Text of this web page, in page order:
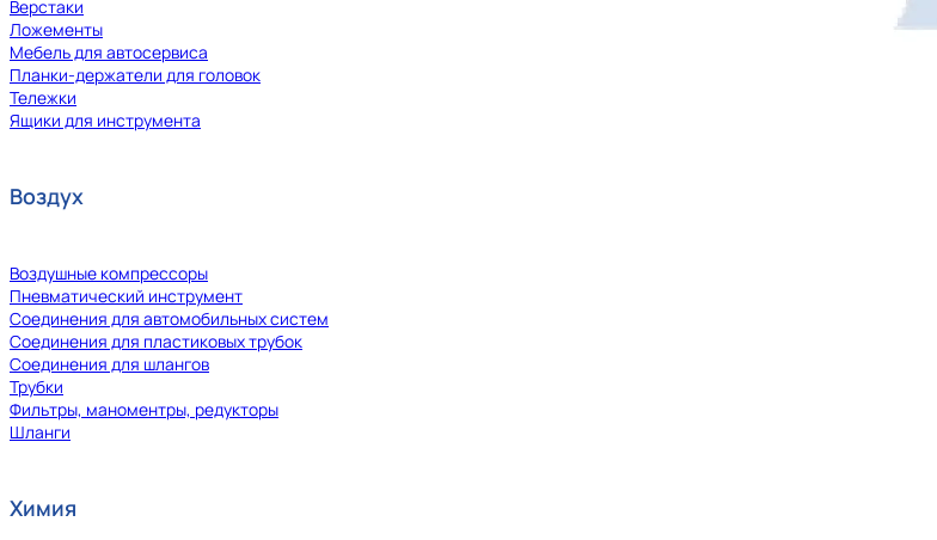
Верстаки
Ложементы
Мебель для автосервиса
Планки-держатели для головок
Тележки
Ящики для инструмента
Воздух
Воздушные компрессоры
Пневматический инструмент
Соединения для автомобильных систем
Соединения для пластиковых трубок
Соединения для шлангов
Трубки
Фильтры, маноментры, редукторы
Шланги
Химия